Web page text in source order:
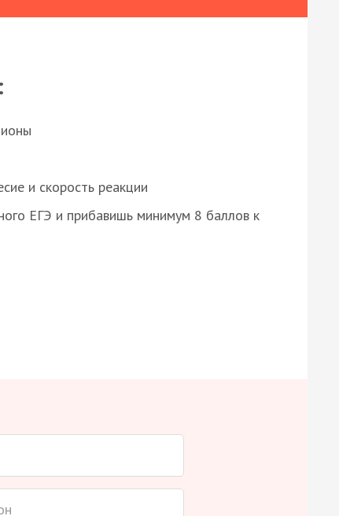
и скорость реакции
ЕГЭ и прибавишь минимум 8 баллов к